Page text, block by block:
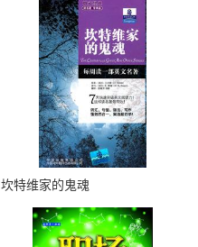
坎特维家的鬼魂